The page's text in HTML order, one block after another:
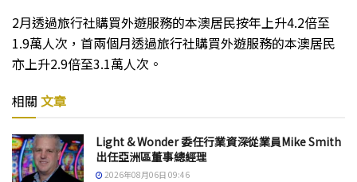
2月透過旅行社購買外遊服務的本澳居民按年上升4.2倍至
1.9萬人次，首兩個月透過旅行社購買外遊服務的本澳居民
亦上升2.9倍至3.1萬人次。
相關 文章
Light & Wonder 委任行業資深從業員Mike Smith
出任亞洲區董事總經理
2026年08月06日 09:46